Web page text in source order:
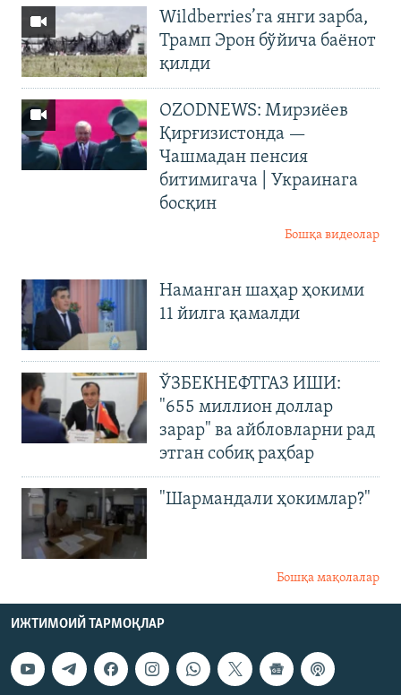
Wildberries’га янги зарба,
Трамп Эрон бўйича баёнот
қилди
OZODNEWS: Мирзиёев
Қирғизистонда —
Чашмадан пенсия
битимигача | Украинага
босқин
Бошқа видеолар
Наманган шаҳар ҳокими
11 йилга қамалди
ЎЗБЕКНЕФТГАЗ ИШИ:
"655 миллион доллар
зарар" ва айбловларни рад
этган собиқ раҳбар
"Шармандали ҳокимлар?"
Бошқа мақолалар
ИЖТИМОИЙ ТАРМОҚЛАР